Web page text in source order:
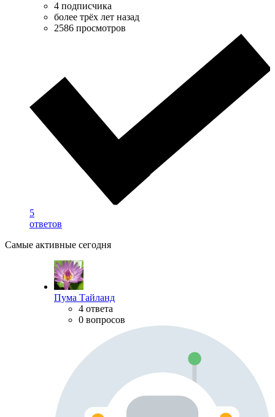
4 подписчика
более трёх лет назад
2586 просмотров
5
ответов
Самые активные сегодня
Пума Тайланд
4 ответа
0 вопросов